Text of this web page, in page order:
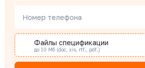
Специалист отдела снабжения
Бондарюк Евгения
Специалист отдела продаж
Номер телефона
Файлы спецификации
до 10 Мб (doc, xis, rtf., pdf.)